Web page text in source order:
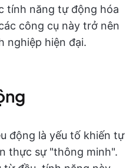
tính năng tự động hóa
công cụ này trở nên
nghiệp hiện đại.
động là yếu tố khiến tự
thực sự "thông minh".